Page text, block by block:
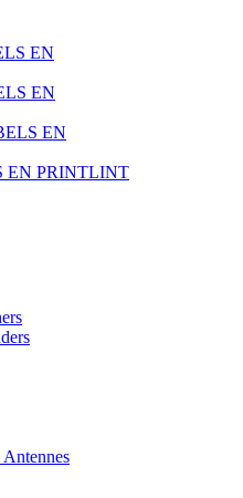
EN
EN
EN
EN PRINTLINT